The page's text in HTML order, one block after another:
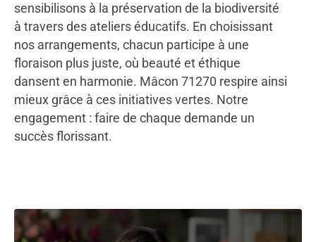
sensibilisons à la préservation de la biodiversité
à travers des ateliers éducatifs. En choisissant
nos arrangements, chacun participe à une
floraison plus juste, où beauté et éthique
dansent en harmonie. Mâcon 71270 respire ainsi
mieux grâce à ces initiatives vertes. Notre
engagement : faire de chaque demande un
succès florissant.